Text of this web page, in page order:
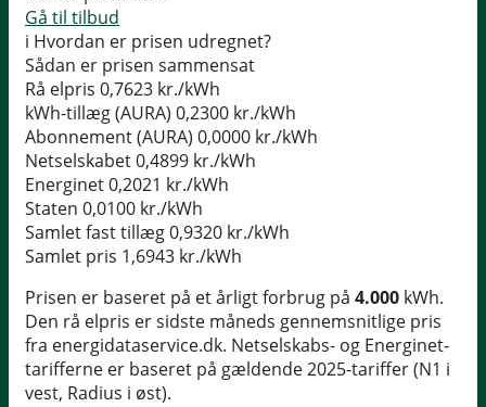
Gå til tilbud
i Hvordan er prisen udregnet?
Sådan er prisen sammensat
Rå elpris 0,7623 kr./kWh
kWh-tillæg (AURA) 0,2300 kr./kWh
Abonnement (AURA) 0,0000 kr./kWh
Netselskabet0,4899 kr./kWh
Energinet0,2021 kr./kWh
Staten 0,0100 kr./kWh
Samlet fast tillæg0,9320 kr./kWh
Samlet pris 1,6943 kr./kWh
Prisen er baseret på et årligt forbrug på 4.000 kWh.
Den rå elpris er sidste måneds gennemsnitlige pris
fra energidataservice.dk. Netselskabs- og Energinet-
tarifferne er baseret på gældende 2025-tariffer (N1 i
vest, Radius i øst).